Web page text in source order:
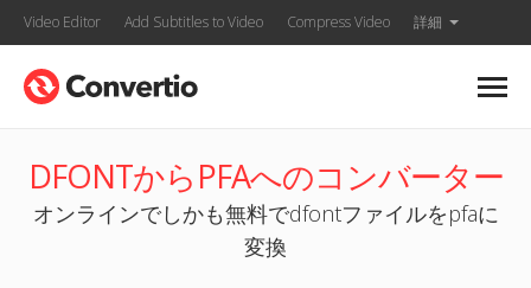
Video Editor Add Subtitles to Video Compress Video 詳細
DFONTからPFAへのコンバーター
オンラインでしかも無料でdfontファイルをpfaに
変換